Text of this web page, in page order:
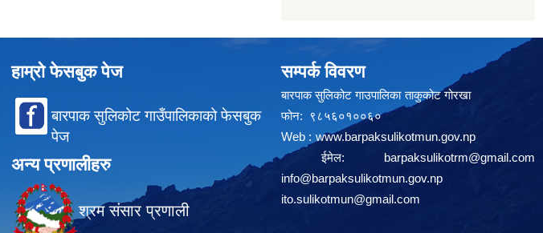
हाम्रो फेसबुक पेज
बारपाक सुलिकोट गाउँपालिकाको फेसबुक
पेज
अन्य प्रणालीहरु
श्रम संसार प्रणाली
सम्पर्क विवरण
बारपाक सुलिकोट गाउपालिका ताकुकोट गोरखा
फोन: ९८५६०१००६०
Web : www.barpaksulikotmun.gov.np
ईमेल: barpaksulikotrm@gmail.com
info@barpaksulikotmun.gov.np
ito.sulikotmun@gmail.com